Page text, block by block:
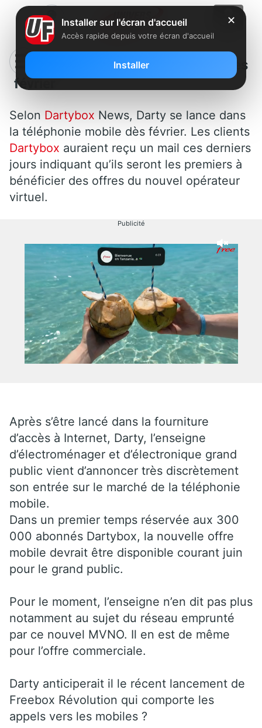
Darty se lance dans le mobile dès
février
Selon Dartybox News, Darty se lance dans
la téléphonie mobile dès février. Les clients
Dartybox auraient reçu un mail ces derniers
jours indiquant qu’ils seront les premiers à
bénéficier des offres du nouvel opérateur
virtuel.
Publicité
Après s’être lancé dans la fourniture
d’accès à Internet, Darty, l’enseigne
d’électroménager et d’électronique grand
public vient d’annoncer très discrètement
son entrée sur le marché de la téléphonie
mobile.
Dans un premier temps réservée aux 300
000 abonnés Dartybox, la nouvelle offre
mobile devrait être disponible courant juin
pour le grand public.
Pour le moment, l’enseigne n’en dit pas plus
notamment au sujet du réseau emprunté
par ce nouvel MVNO. Il en est de même
pour l’offre commerciale.
Darty anticiperait il le récent lancement de
Freebox Révolution qui comporte les
appels vers les mobiles ?
✕
Installer sur l'écran d'accueil
Accès rapide depuis votre écran d'accueil
Installer